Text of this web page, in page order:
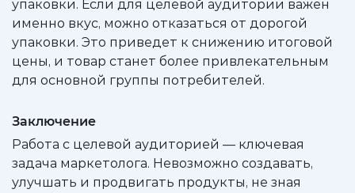
упаковки. Если для целевой аудитории важен
именно вкус, можно отказаться от дорогой
упаковки. Это приведет к снижению итоговой
цены, и товар станет более привлекательным
для основной группы потребителей.
Заключение
Работа с целевой аудиторией — ключевая
задача маркетолога. Невозможно создавать,
улучшать и продвигать продукты, не зная